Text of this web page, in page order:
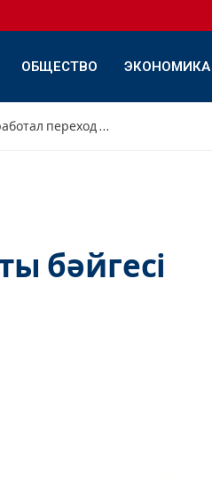
ОБЩЕСТВО ЭКОНОМИКА
Интервью с Дамиром Садыровым: «Как я разработал переход с переднего треугольника на обратный»
бәйгесі